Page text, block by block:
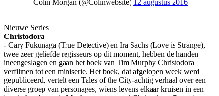
— Colin Morgan (@Colinwebsite) 12 augustus 2016
Nieuwe Series
Christodora
- Cary Fukunaga (True Detective) en Ira Sachs (Love is Strange),
twee zeer geliefde regisseurs op dit moment, hebben de handen
ineengeslagen en gaan het boek van Tim Murphy Christodora
verfilmen tot een miniserie. Het boek, dat afgelopen week werd
gepubliceerd, vertelt een Tales of the City-achtig verhaal over een
diverse groep van personages, wiens levens elkaar kruisen in een